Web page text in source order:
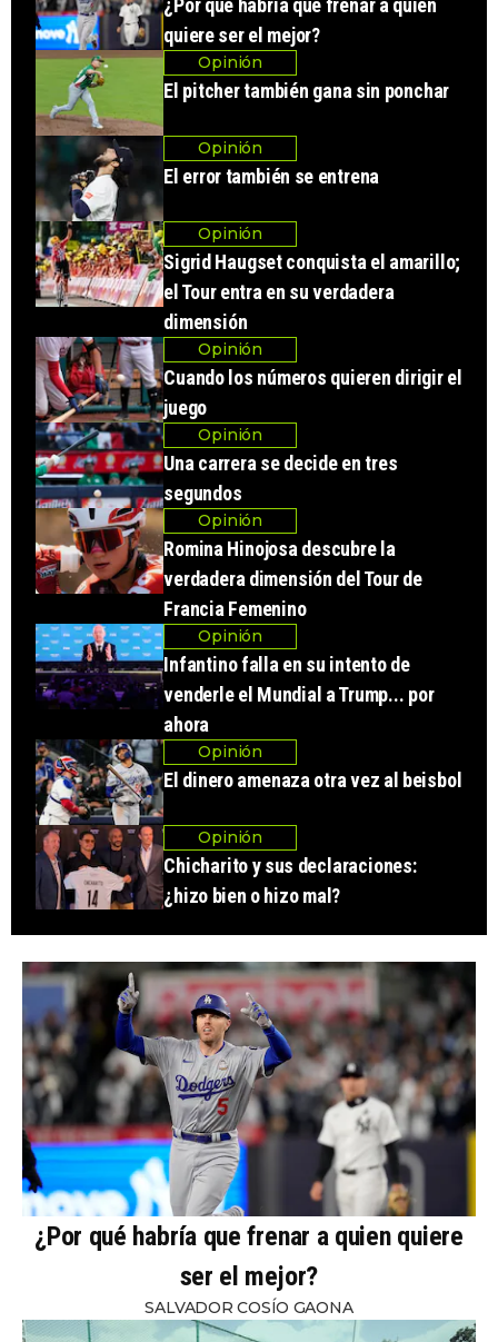
¿Por qué habría que frenar a quien
quiere ser el mejor?
Opinión
El pitcher también gana sin ponchar
Opinión
El error también se entrena
Opinión
Sigrid Haugset conquista el amarillo;
el Tour entra en su verdadera
dimensión
Opinión
Cuando los números quieren dirigir el
juego
Opinión
Una carrera se decide en tres
segundos
Opinión
Romina Hinojosa descubre la
verdadera dimensión del Tour de
Francia Femenino
Opinión
Infantino falla en su intento de
venderle el Mundial a Trump... por
ahora
Opinión
El dinero amenaza otra vez al beisbol
Opinión
Chicharito y sus declaraciones:
¿hizo bien o hizo mal?
¿Por qué habría que frenar a quien quiere
ser el mejor?
SALVADOR COSÍO GAONA